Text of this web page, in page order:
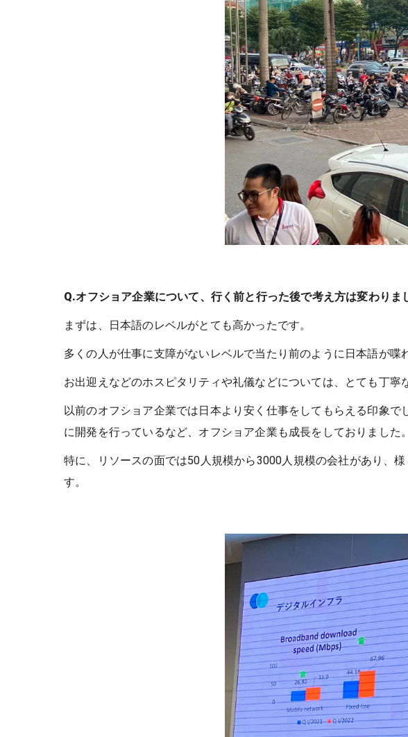
Q.オフショア企業について、行く前と行った後で考え方は変わりま
まずは、日本語のレベルがとても高かったです。
多くの人が仕事に支障がないレベルで当たり前のように日本語が喋
お出迎えなどのホスピタリティや礼儀などについては、とても丁寧
以前のオフショア企業では日本より安く仕事をしてもらえる印象
に開発を行っているなど、オフショア企業も成長をしておりました。
特に、リソースの面では50人規模から3000人規模の会社があり、
す。